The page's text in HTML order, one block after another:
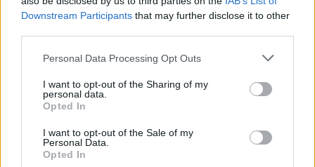
Downstream Participants that may further disclose it to other
Personal Data Processing Opt Outs
I want to opt-out of the Sharing of my
personal data.
Opted In
I want to opt-out of the Sale of my
Personal Data.
Opted In
Kristina Meseguer pasidalijo
vaizdeliu iš lovos: šalia – naujas
mylimasis(4)
2026 m. rugpjūčio 7 d. 13:14
Lrytas.lt